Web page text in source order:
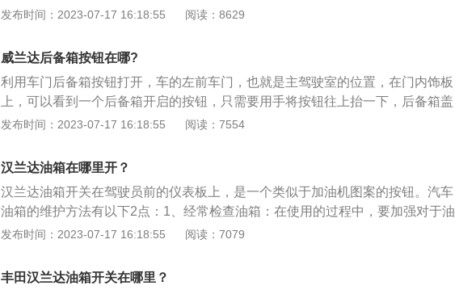
内侧护盖并拉动杆，即可松开燃油箱盖。
发布时间：2023-07-17 16:18:55 阅读：8629
威兰达后备箱按钮在哪?
利用车门后备箱按钮打开，车的左前车门，也就是主驾驶室的位置，在门内饰板
上，可以看到一个后备箱开启的按钮，只需要用手将按钮往上抬一下，后备箱盖
就打开。汽车后备箱隐藏功能介绍如下：1、应急手电筒功能：夜间行驶时难免
电筒。2、逃生开关功能：如果车辆落入水中，人车被困，很难打开车门逃生，
关形状不同，只要事先了解过就能够找到。
发布时间：2023-07-17 16:18:55 阅读：7554
汉兰达油箱在哪里开？
汉兰达油箱开关在驾驶员前的仪表板上，是一个类似于加油机图案的按钮。汽车
油箱的维护方法有以下2点：1、经常检查油箱：在使用的过程中，要加强对于油
箱的检查和维护，避免对发动机造成影响，。在汽车油箱的使用过程中，如果汽
的正常运行会产生不好的影响；2、清理积油垢污：由于油箱的安装位置的限
发布时间：2023-07-17 16:18:55 阅读：7079
丰田汉兰达油箱开关在哪里？